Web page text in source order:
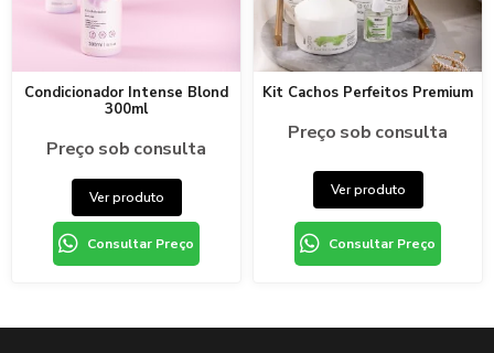
Condicionador Intense Blond
300ml
Preço sob consulta
Ver produto
Consultar Preço
Kit Cachos Perfeitos Premium
Preço sob consulta
Ver produto
Consultar Preço